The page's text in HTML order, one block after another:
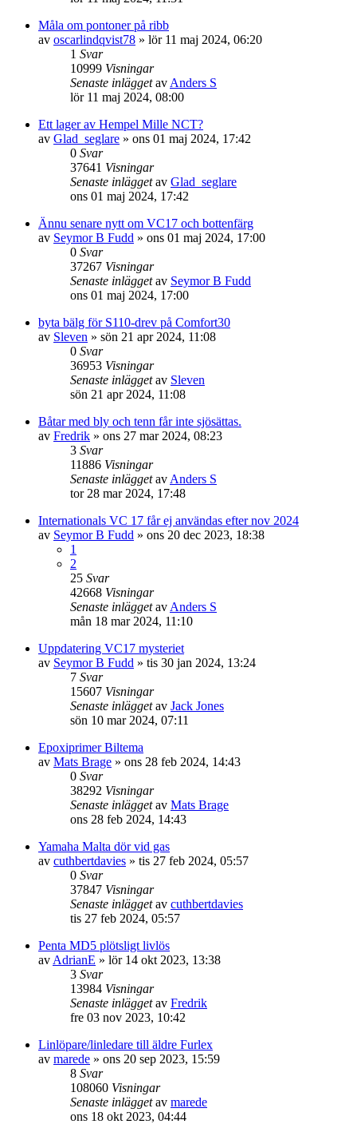
Måla om pontoner på ribb
av oscarlindqvist78 » lör 11 maj 2024, 06:20
1 Svar
10999 Visningar
Senaste inläggetav Anders S
lör 11 maj 2024, 08:00
Ett lager av Hempel Mille NCT?
av Glad_seglare » ons 01 maj 2024, 17:42
0 Svar
37641 Visningar
Senaste inläggetav Glad_seglare
ons 01 maj 2024, 17:42
Ännu senare nytt om VC17 och bottenfärg
av Seymor B Fudd » ons 01 maj 2024, 17:00
0 Svar
37267 Visningar
Senaste inläggetav Seymor B Fudd
ons 01 maj 2024, 17:00
byta bälg för S110-drev på Comfort30
av Sleven » sön 21 apr 2024, 11:08
0 Svar
36953 Visningar
Senaste inläggetav Sleven
sön 21 apr 2024, 11:08
Båtar med bly och tenn får inte sjösättas.
av Fredrik » ons 27 mar 2024, 08:23
3 Svar
11886 Visningar
Senaste inläggetav Anders S
tor 28 mar 2024, 17:48
Internationals VC 17 får ej användas efter nov 2024
av Seymor B Fudd » ons 20 dec 2023, 18:38
1
2
25 Svar
42668 Visningar
Senaste inläggetav Anders S
mån 18 mar 2024, 11:10
Uppdatering VC17 mysteriet
av Seymor B Fudd » tis 30 jan 2024, 13:24
7 Svar
15607 Visningar
Senaste inläggetav Jack Jones
sön 10 mar 2024, 07:11
Epoxiprimer Biltema
av Mats Brage » ons 28 feb 2024, 14:43
0 Svar
38292 Visningar
Senaste inläggetav Mats Brage
ons 28 feb 2024, 14:43
Yamaha Malta dör vid gas
av cuthbertdavies » tis 27 feb 2024, 05:57
0 Svar
37847 Visningar
Senaste inläggetav cuthbertdavies
tis 27 feb 2024, 05:57
Penta MD5 plötsligt livlös
av AdrianE » lör 14 okt 2023, 13:38
3 Svar
13984 Visningar
Senaste inläggetav Fredrik
fre 03 nov 2023, 10:42
Linlöpare/linledare till äldre Furlex
av marede » ons 20 sep 2023, 15:59
8 Svar
108060 Visningar
Senaste inläggetav marede
ons 18 okt 2023, 04:44